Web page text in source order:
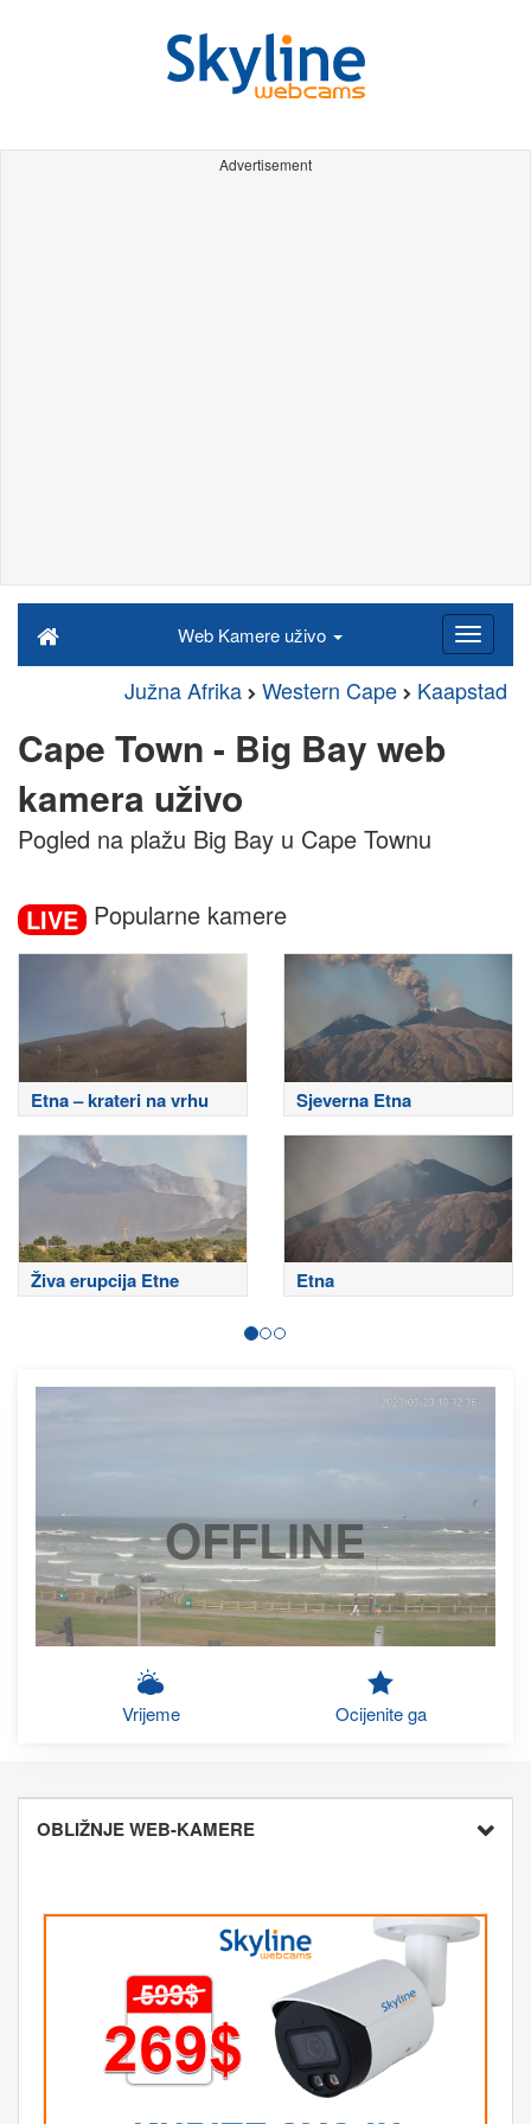
Advertisement
Web Kamere uživo
Južna Afrika Western Cape Kaapstad
Cape Town - Big Bay web
kamera uživo
Pogled na plažu Big Bay u Cape Townu
LIVE Popularne kamere
Etna – krateri na vrhu Sjeverna Etna
Živa erupcija Etne Etna
OFFLINE
Vrijeme Ocijenite ga
OBLIŽNJE WEB-KAMERE